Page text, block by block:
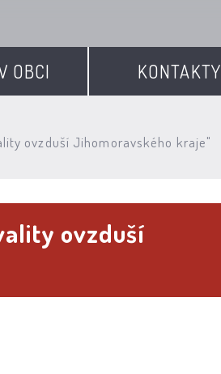
OBCI KONTAKTY
ovzduší Jihomoravského kraje"
ovzduší